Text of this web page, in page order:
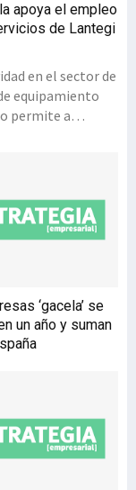
apoya el empleo
de Lantegi
en el sector de
equipamiento
permite a
en Bizkaia y
de negocio de
de euros de los
directa
que presta
industriales a sus
se producía la
visita de su
‘gacela’ se
un año y suman